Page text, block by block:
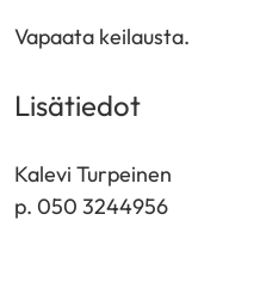
Vapaata keilausta.
Lisätiedot
Kalevi Turpeinen
p. 050 3244956